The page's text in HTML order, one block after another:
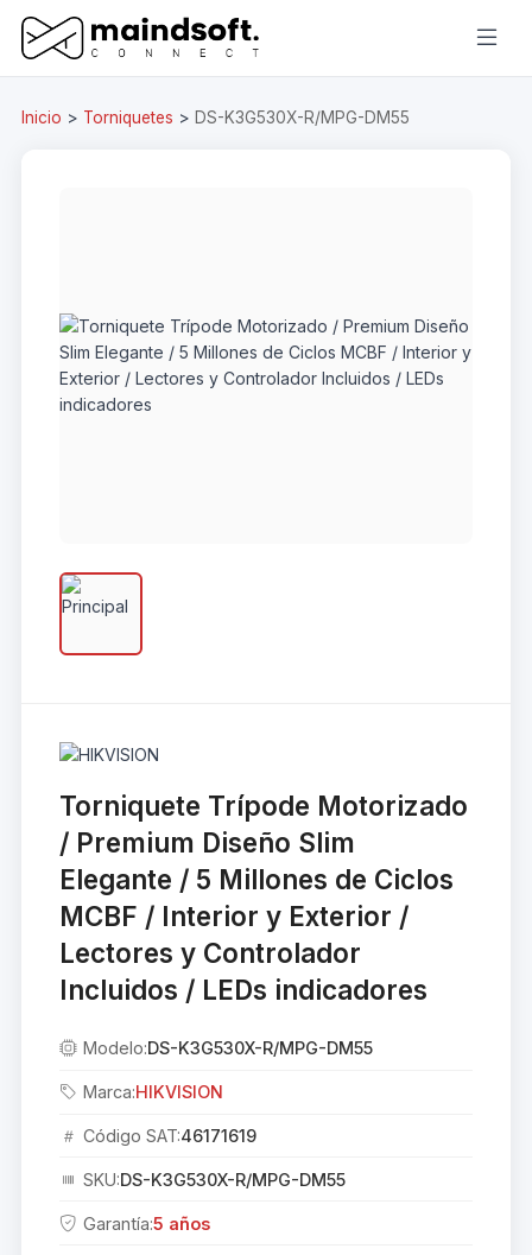
Inicio > Torniquetes > DS-K3G530X-R/MPG-DM55
Torniquete Trípode Motorizado
/ Premium Diseño Slim
Elegante / 5 Millones de Ciclos
MCBF / Interior y Exterior /
Lectores y Controlador
Incluidos / LEDs indicadores
Modelo:DS-K3G530X-R/MPG-DM55
Marca:HIKVISION
Código SAT:46171619
SKU:DS-K3G530X-R/MPG-DM55
Garantía:5 años